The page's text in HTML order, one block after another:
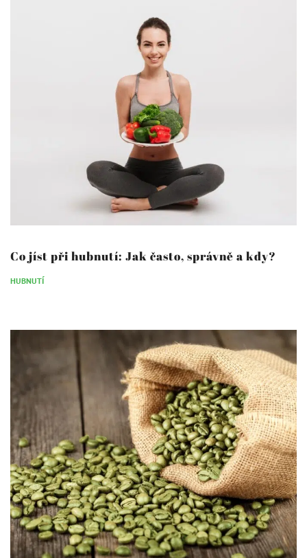
Co jíst při hubnutí: Jak často, správně a kdy?
HUBNUTÍ